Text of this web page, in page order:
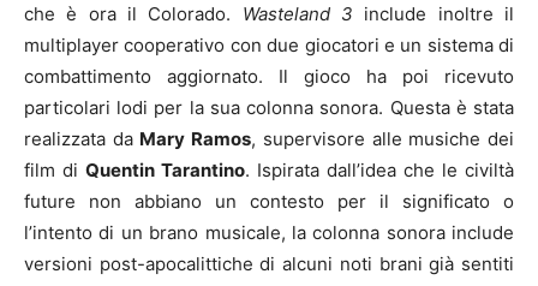
che è ora il Colorado. Wasteland 3 include inoltre il
multiplayer cooperativo con due giocatori e un sistema di
combattimento aggiornato. Il gioco ha poi ricevuto
particolari lodi per la sua colonna sonora. Questa è stata
realizzata da Mary Ramos, supervisore alle musiche dei
film di Quentin Tarantino. Ispirata dall’idea che le civiltà
future non abbiano un contesto per il significato o
l’intento di un brano musicale, la colonna sonora include
versioni post-apocalittiche di alcuni noti brani già sentiti